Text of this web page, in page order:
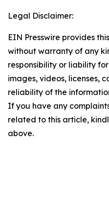
Legal Disclaimer:
EIN Presswire provides
without warranty of any
responsibility or liability
images, videos, licenses,
reliability of the
If you have any
related to this article,
above.